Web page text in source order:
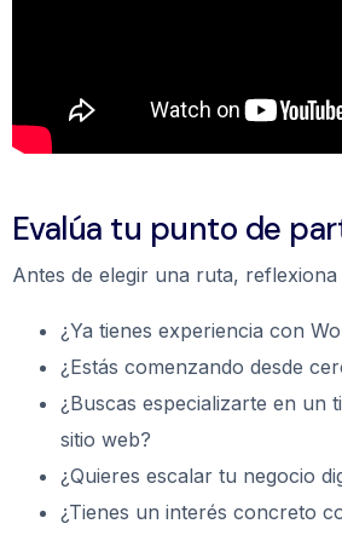
Evalúa tu punto de
Antes de elegir una ruta,
¿Ya tienes experiencia con
¿Estás comenzando desde
¿Buscas especializarte en un
sitio web?
¿Quieres escalar tu negocio
¿Tienes un interés concreto